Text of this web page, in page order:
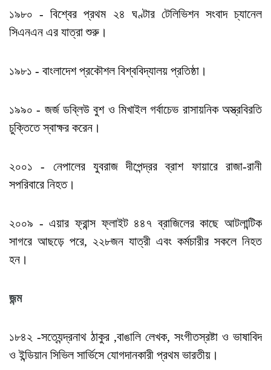
১৯৮০ - বিশ্বের প্রথম ২৪ ঘণ্টার টেলিভিশন সংবাদ চ্যানেল
সিএনএন এর যাত্রা শুরু।
১৯৮১ - বাংলাদেশ প্রকৌশল বিশ্ববিদ্যালয় প্রতিষ্ঠা।
১৯৯০ - জর্জ ডব্লিউ বুশ ও মিখাইল গর্বাচেভ রাসায়নিক অস্ত্রবিরতি
চুক্তিতে স্বাক্ষর করেন।
২০০১ - নেপালের যুবরাজ দীপেন্দ্রর ব্রাশ ফায়ারে রাজা-রানী
সপরিবারে নিহত।
২০০৯ - এয়ার ফ্রান্স ফ্লাইট ৪৪৭ ব্রাজিলের কাছে আটলান্টিক
সাগরে আছড়ে পরে, ২২৮জন যাত্রী এবং কর্মচারীর সকলে নিহত
হন।
জন্ম
১৮৪২ -সত্যেন্দ্রনাথ ঠাকুর ,বাঙালি লেখক, সংগীতস্রষ্টা ও ভাষাবিদ
ও ইন্ডিয়ান সিভিল সার্ভিসে যোগদানকারী প্রথম ভারতীয়।